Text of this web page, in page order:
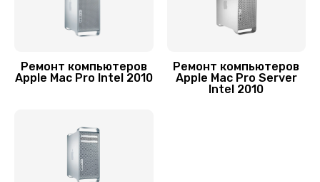
Ремонт компьютеров
Apple Mac Pro Intel 2010
Ремонт компьютеров
Apple Mac Pro Server
Intel 2010